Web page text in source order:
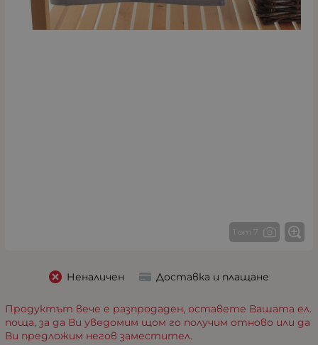
1 от 7
Неналичен Доставка и плащане
Продуктът вече е разпродаден, оставете Вашата ел.
поща, за да Ви уведомим щом го получим отново или да
Ви предложим негов заместител.